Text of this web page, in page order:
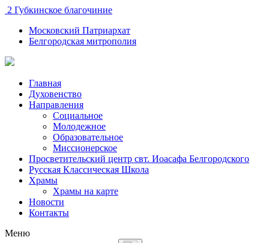
2 Губкинское благочиние
Московский Патриархат
Белгородская митрополия
Главная
Духовенство
Направления
Социальное
Молодежное
Образовательное
Миссионерское
Просветительский центр свт. Иоасафа Белгородского
Русская Классическая Школа
Храмы
Храмы на карте
Новости
Контакты
Меню